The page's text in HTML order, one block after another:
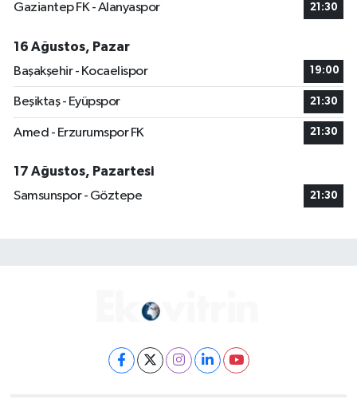
Gaziantep FK - Alanyaspor 21:30
16 Ağustos, Pazar
Başakşehir - Kocaelispor
19:00
Beşiktaş - Eyüpspor 21:30
Amed - Erzurumspor FK 21:30
17 Ağustos, Pazartesi
Samsunspor - Göztepe
21:30